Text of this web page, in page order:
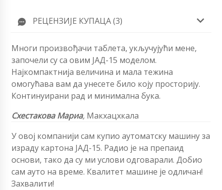
РЕЦЕНЗИЈЕ КУПАЦА (3)
Многи произвођачи таблета, укључујући мене,
започели су са овим ЈАД-15 моделом.
Најкомпактнија величина и мала тежина
омогућава вам да унесете било коју просторију.
Континуирани рад и минимална бука.
Схестакова Мариа, Макхацхкала
У овој компанији сам купио аутоматску машину за
израду картона ЈАД-15. Радио је на препаид
основи, тако да су ми услови одговарали. Добио
сам ауто на време. Квалитет машине је одличан!
Захвалити!